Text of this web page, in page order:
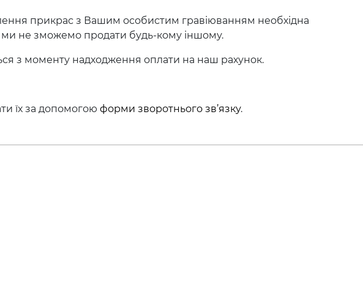
прикрас з Вашим особистим гравіюванням необхідна
ми не зможемо продати будь-кому іншому.
з моменту надходження оплати на наш рахунок.
їх за допомогою форми зворотнього зв’язку.